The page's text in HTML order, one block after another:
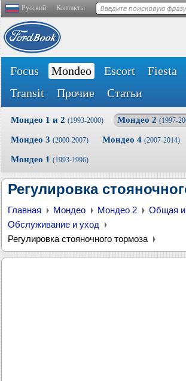
Русский Контакты
Focus Mondeo Escort Fiesta
Transit
Прочие Статьи
Мондео 1 и 2 (1993-2000) Мондео 2 (1997-
Мондео 3 (2000-2007) Мондео 4 (2007-2014)
Мондео 1 (1993-1996)
Регулировка
Главная Мондео Мондео 2
Общая
Обслуживание и уход
Регулировка стояночного тормоза